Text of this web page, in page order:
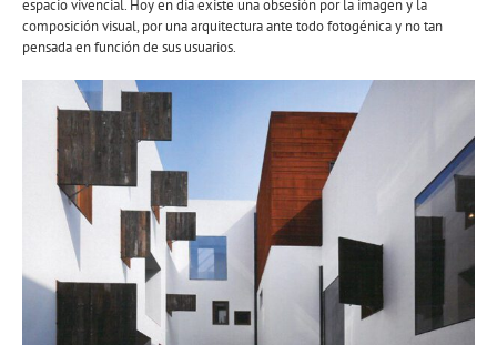
espacio vivencial. Hoy en día existe una obsesión por la imagen y la
composición visual, por una arquitectura ante todo fotogénica y no tan
pensada en función de sus usuarios.